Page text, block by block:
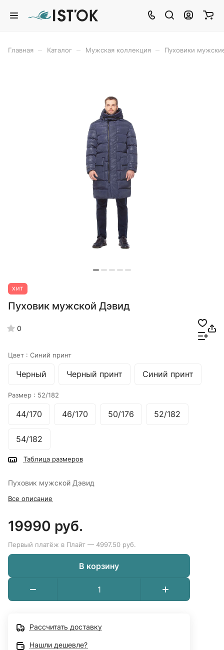
Главная Каталог Мужская коллекция Пуховики
ХИТ
Пуховик мужской Дэвид
0
Цвет : Синий принт
Черный Черный принт Синий принт
Размер : 52/182
44/170 46/170 50/176 52/182
54/182
Таблица размеров
Пуховик мужской Дэвид
Все описание
19990 руб.
Первый платёж в Плайт — 4997.50 руб.
В корзину
Рассчитать доставку
Нашли дешевле?